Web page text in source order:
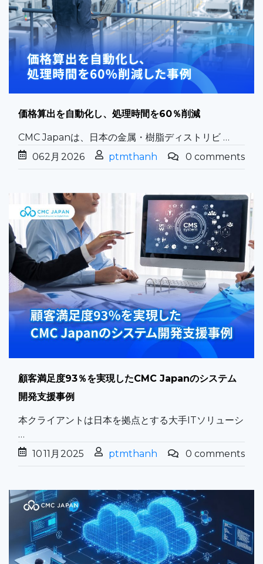
価格算出を自動化し、処理時間を60％削減
CMC Japanは、日本の金属・樹脂ディストリビ …
062月 2026 ptmthanh 0 comments
顧客満足度93％を実現したCMC Japanのシステム
開発支援事例
本クライアントは日本を拠点とする大手ITソリューシ
…
1011月 2025 ptmthanh 0 comments